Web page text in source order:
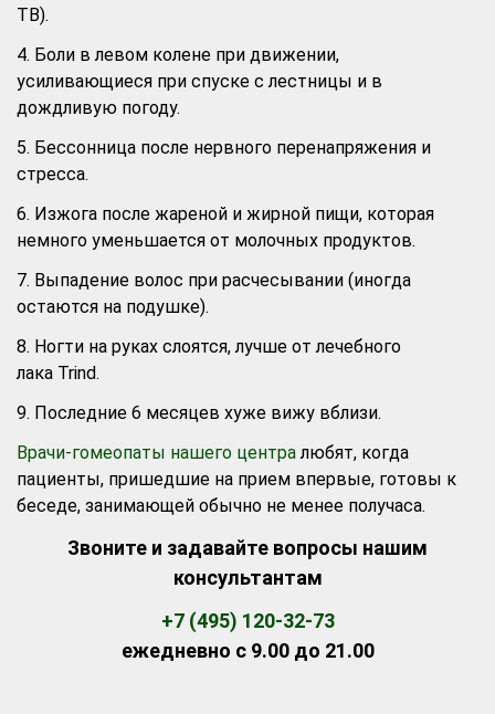
ТВ).
4. Боли в левом колене при движении,
усиливающиеся при спуске с лестницы и в
дождливую погоду.
5. Бессонница после нервного перенапряжения и
стресса.
6. Изжога после жареной и жирной пищи, которая
немного уменьшается от молочных продуктов.
7. Выпадение волос при расчесывании (иногда
остаются на подушке).
8. Ногти на руках слоятся, лучше от лечебного
лака Trind.
9. Последние 6 месяцев хуже вижу вблизи.
Врачи-гомеопаты нашего централюбят, когда
пациенты, пришедшие на прием впервые, готовы к
беседе, занимающей обычно не менее получаса.
Звоните и задавайте вопросы нашим
консультантам
+7 (495) 120-32-73
ежедневно с 9.00 до 21.00